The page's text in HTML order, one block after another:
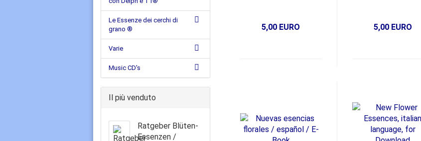
5,00 EURO 5,00 EURO
Le Essenze dei cerchi di
grano ®
Varie
Music CD's
Il più venduto
Ratgeber Blüten-
Essenzen /